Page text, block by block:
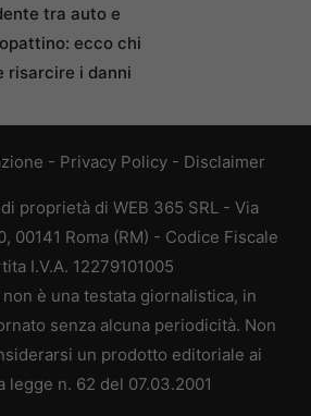
tra auto e
ecco chi
risarcire i danni
- Privacy Policy - Disclaimer
proprietà di WEB 365 SRL - Via
00141 Roma (RM) - Codice Fiscale
I.V.A. 12279101005
è una testata giornalistica, in
senza alcuna periodicità. Non
un prodotto editoriale ai
legge n. 62 del 07.03.2001